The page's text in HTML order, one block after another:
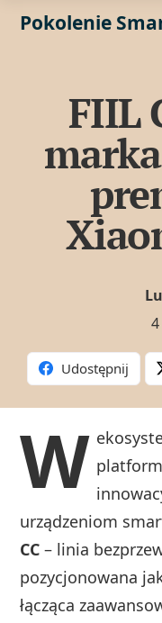
Pokolenie
FIIL
Udostępnij
W
urządzeniom
CC – linia
pozycjonowana
łącząca